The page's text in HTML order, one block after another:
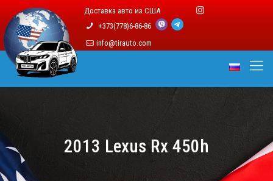
Доставка авто из США
+373(778)6-86-86
info@tirauto.com
2013 Lexus Rx 450h